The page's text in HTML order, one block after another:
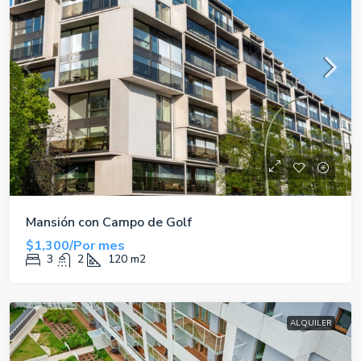
Mansión con Campo de Golf
$1,300/Por mes
3 2 120 m2
ALQUILER